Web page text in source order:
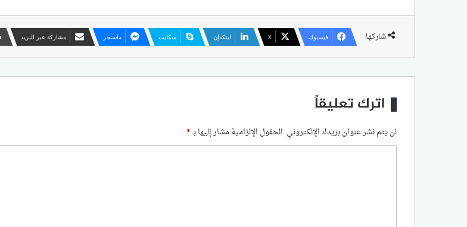
شاركها فيسبوك ‫X لينكدإن سكايب ماسنجر مشاركة عبر البريد
اترك تعليقاً
لن يتم نشر عنوان بريدك الإلكتروني. الحقول الإلزامية مشار إليها بـ*